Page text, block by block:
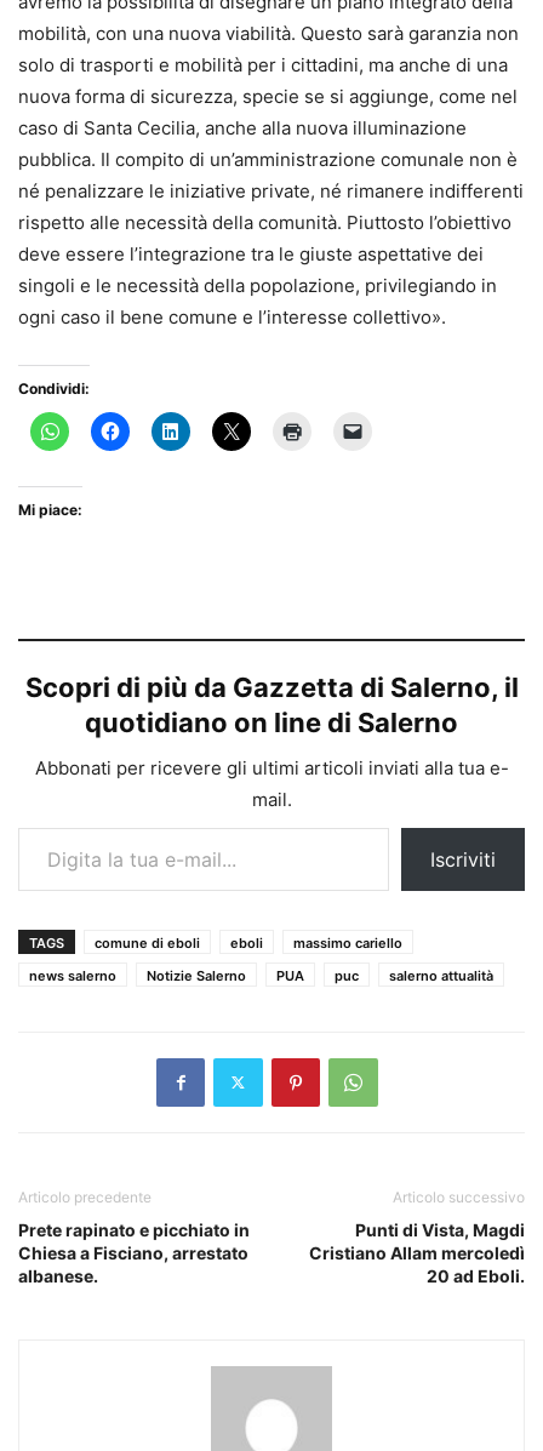
mobilità, con una nuova viabilità. Questo sarà garanzia non
solo di trasporti e mobilità per i cittadini, ma anche di una
nuova forma di sicurezza, specie se si aggiunge, come nel
caso di Santa Cecilia, anche alla nuova illuminazione
pubblica. Il compito di un’amministrazione comunale non è
né penalizzare le iniziative private, né rimanere indifferenti
rispetto alle necessità della comunità. Piuttosto l’obiettivo
deve essere l’integrazione tra le giuste aspettative dei
singoli e le necessità della popolazione, privilegiando in
ogni caso il bene comune e l’interesse collettivo».
Condividi:
Mi piace:
Scopri di più da Gazzetta di Salerno, il
quotidiano on line di Salerno
Abbonati per ricevere gli ultimi articoli inviati alla tua e-
mail.
Digita la tua e-mail...
Iscriviti
TAGS comune di eboli eboli
massimo cariello
news salerno
Notizie Salerno PUA puc salerno attualità
Articolo precedente
Prete rapinato e picchiato in
Chiesa a Fisciano, arrestato
albanese.
Articolo successivo
Punti di Vista, Magdi
Cristiano Allam mercoledì
20 ad Eboli.